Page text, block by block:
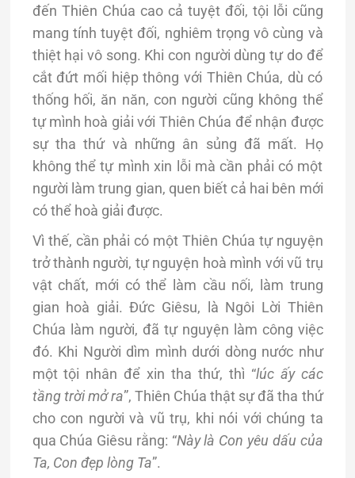
đến Thiên Chúa cao cả tuyệt đối, tội lỗi cũng
mang tính tuyệt đối, nghiêm trọng vô cùng và
thiệt hại vô song. Khi con người dùng tự do để
cắt đứt mối hiệp thông với Thiên Chúa, dù có
thống hối, ăn năn, con người cũng không thể
tự mình hoà giải với Thiên Chúa để nhận được
sự tha thứ và những ân sủng đã mất. Họ
không thể tự mình xin lỗi mà cần phải có một
người làm trung gian, quen biết cả hai bên mới
có thể hoà giải được.
Vì thế, cần phải có một Thiên Chúa tự nguyện
trở thành người, tự nguyện hoà mình với vũ trụ
vật chất, mới có thể làm cầu nối, làm trung
gian hoà giải. Đức Giêsu, là Ngôi Lời Thiên
Chúa làm người, đã tự nguyện làm công việc
đó. Khi Người dìm mình dưới dòng nước như
một tội nhân để xin tha thứ, thì “lúc ấy các
tầng trời mở ra”, Thiên Chúa thật sự đã tha thứ
cho con người và vũ trụ, khi nói với chúng ta
qua Chúa Giêsu rằng: “Này là Con yêu dấu của
Ta, Con đẹp lòng Ta”.